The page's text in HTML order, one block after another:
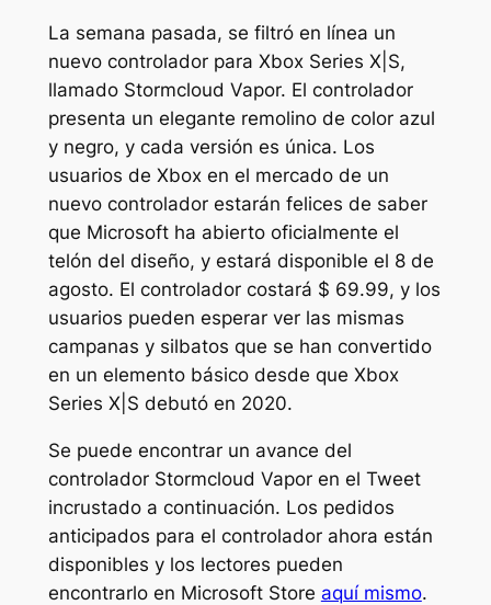
La semana pasada, se filtró en línea un
nuevo controlador para Xbox Series X|S,
llamado Stormcloud Vapor. El controlador
presenta un elegante remolino de color azul
y negro, y cada versión es única. Los
usuarios de Xbox en el mercado de un
nuevo controlador estarán felices de saber
que Microsoft ha abierto oficialmente el
telón del diseño, y estará disponible el 8 de
agosto. El controlador costará $ 69.99, y los
usuarios pueden esperar ver las mismas
campanas y silbatos que se han convertido
en un elemento básico desde que Xbox
Series X|S debutó en 2020.
Se puede encontrar un avance del
controlador Stormcloud Vapor en el Tweet
incrustado a continuación. Los pedidos
anticipados para el controlador ahora están
disponibles y los lectores pueden
encontrarlo en Microsoft Store aquí mismo.